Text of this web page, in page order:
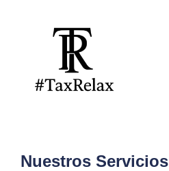
Nuestros Servicios